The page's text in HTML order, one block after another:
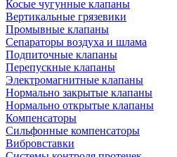
Косые чугунные клапаны
Вертикальные грязевики
Промывные клапаны
Сепараторы воздуха и шлама
Подпиточные клапаны
Перепускные клапаны
Электромагнитные клапаны
Нормально закрытые клапаны
Нормально открытые клапаны
Компенсаторы
Сильфонные компенсаторы
Вибровставки